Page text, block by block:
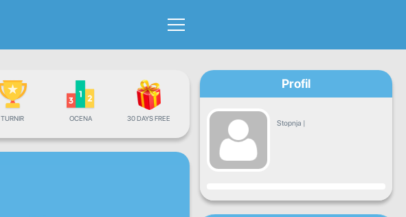
TURNIR OCENA 30 DAYS FREE
Profil
Stopnja |